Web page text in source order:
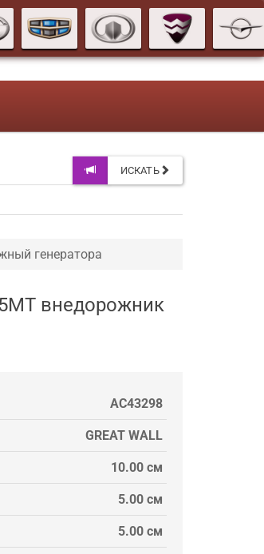
ИСКАТЬ
генератора
внедорожник
AC43298
GREAT WALL
10.00 см
5.00 см
5.00 см